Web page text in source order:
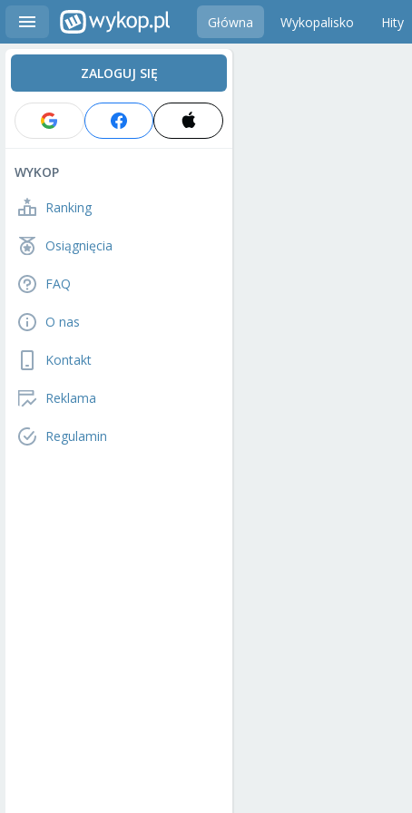
Główna Wykopalisko Hity
ZALOGUJ SIĘ
WYKOP
Ranking
Osiągnięcia
FAQ
O nas
Kontakt
Reklama
Regulamin